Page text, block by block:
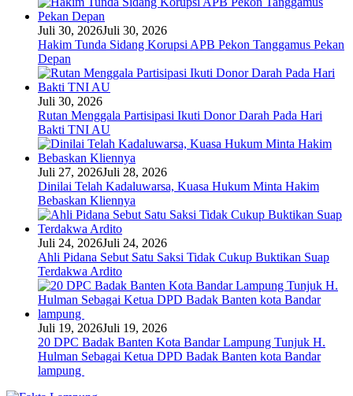
Juli 30, 2026Juli 30, 2026
Hakim Tunda Sidang Korupsi APB Pekon Tanggamus Pekan
Depan
Juli 30, 2026
Rutan Menggala Partisipasi Ikuti Donor Darah Pada Hari
Bakti TNI AU
Juli 27, 2026Juli 28, 2026
Dinilai Telah Kadaluwarsa, Kuasa Hukum Minta Hakim
Bebaskan Kliennya
Juli 24, 2026Juli 24, 2026
Ahli Pidana Sebut Satu Saksi Tidak Cukup Buktikan Suap
Terdakwa Ardito
Juli 19, 2026Juli 19, 2026
20 DPC Badak Banten Kota Bandar Lampung Tunjuk H.
Hulman Sebagai Ketua DPD Badak Banten kota Bandar
lampung